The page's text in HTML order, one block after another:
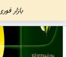
بازار